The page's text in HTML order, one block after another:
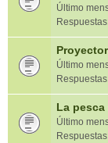
Último
Último
La
Último